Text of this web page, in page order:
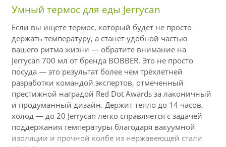
Умный термос для еды Jerrycan
Если вы ищете термос, который будет не просто
держать температуру, а станет удобной частью
вашего ритма жизни — обратите внимание на
Jerrycan 700 мл от бренда BOBBER. Это не просто
посуда — это результат более чем трёхлетней
разработки командой экспертов, отмеченный
престижной наградой Red Dot Awards за лаконичный
и продуманный дизайн. Держит тепло до 14 часов,
холод — до 20 Jerrycan легко справляется с задачей
поддержания температуры благодаря вакуумной
изоляции и прочной колбе из нержавеющей стали